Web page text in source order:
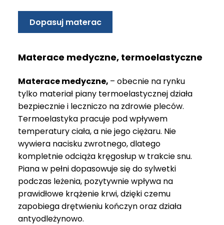
Dopasuj materac
Materace medyczne, termoelastyczne
Materace medyczne, – obecnie na rynku
tylko materiał piany termoelastycznej działa
bezpiecznie i leczniczo na zdrowie pleców.
Termoelastyka pracuje pod wpływem
temperatury ciała, a nie jego ciężaru. Nie
wywiera nacisku zwrotnego, dlatego
kompletnie odciąża kręgosłup w trakcie snu.
Piana w pełni dopasowuje się do sylwetki
podczas leżenia, pozytywnie wpływa na
prawidłowe krążenie krwi, dzięki czemu
zapobiega drętwieniu kończyn oraz działa
antyodleżynowo.